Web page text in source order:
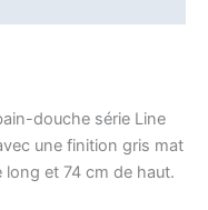
douche série Line
une finition gris mat
et 74 cm de haut.